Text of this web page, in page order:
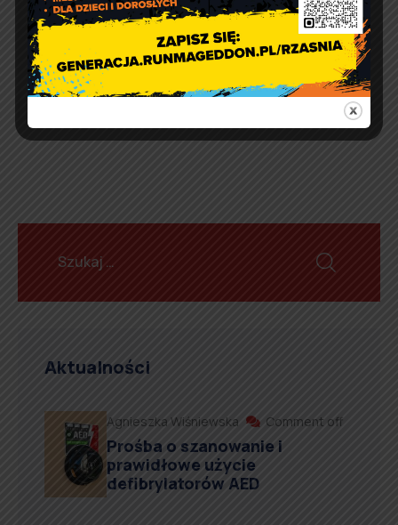
Komunikat Powiatowego
Lekarza Weterynarii w
Wieluniu
Aktualności
Agnieszka Wiśniewska Comment off
Prośba o szanowanie i
prawidłowe użycie
defibrylatorów AED